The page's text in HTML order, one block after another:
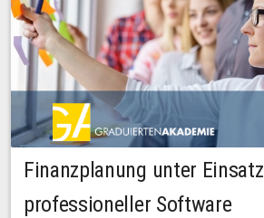
Finanzplanung unter Einsatz
professioneller Software